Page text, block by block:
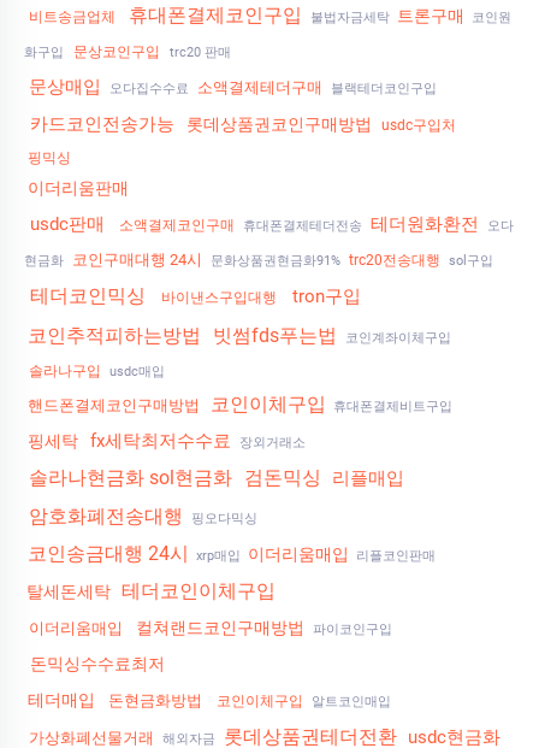
비트송금업체 휴대폰결제코인구입 불법자금세탁 트론구매 코인원
화구입 문상코인구입 trc20 판매
문상매입 오다집수수료 소액결제테더구매 블랙테더코인구입
카드코인전송가능 롯데상품권코인구매방법
usdc구입처
핑믹싱
이더리움판매
usdc판매 소액결제코인구매 휴대폰결제테더전송 테더원화환전 오다
현금화 코인구매대행 24시 문화상품권현금화91% trc20전송대행 sol구입
테더코인믹싱 바이낸스구입대행 tron구입
코인추적피하는방법 빗썸fds푸는법 코인계좌이체구입
솔라나구입 usdc매입
핸드폰결제코인구매방법 코인이체구입 휴대폰결제비트구입
핑세탁 fx세탁최저수수료 장외거래소
솔라나현금화 sol현금화 검돈믹싱 리플매입
암호화폐전송대행 핑오다믹싱
코인송금대행 24시 xrp매입 이더리움매입 리플코인판매
탈세돈세탁 테더코인이체구입
이더리움매입 컬쳐랜드코인구매방법 파이코인구입
돈믹싱수수료최저
테더매입
돈현금화방법 코인이체구입 알트코인매입
가상화폐선물거래 해외자금 롯데상품권테더전환 usdc현금화